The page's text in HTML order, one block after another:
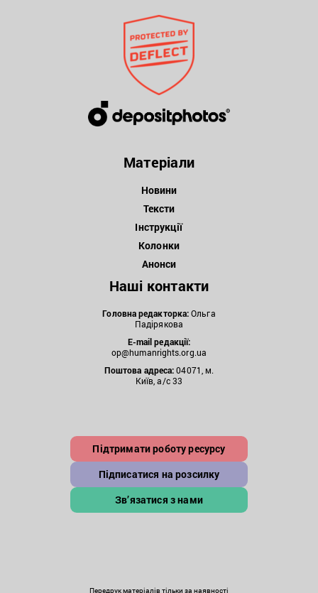
Матеріали
Новини
Тексти
Інструкції
Колонки
Анонси
Наші контакти
Головна редакторка:Ольга
Падірякова
E-mail редакції:
op@humanrights.org.ua
Поштова адреса:04071, м.
Київ, а/с 33
Підтримати роботу ресурсу
Підписатися на розсилку
Зв’язатися з нами
Передрук матеріалів тільки за наявності